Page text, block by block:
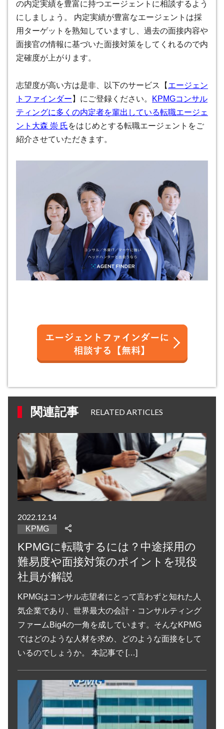
の内定実績を豊富に持つエージェントに相談するよう
にしましょう。 内定実績が豊富なエージェントは採
用ターゲットを熟知していますし、過去の面接内容や
面接官の情報に基づいた面接対策をしてくれるので内
定確度が上がります。
志望度が高い方は是非、以下のサービス【 エージェン
トファインダー 】にご登録ください。
KPMGコンサル
ティングに多くの内定者を輩出している転職エージェ
ント大森 崇 氏をはじめとする転職エージェントをご
紹介させていただきます。
関連記事 RELATED ARTICLES
2022.12.14
KPMG
KPMGに転職するには？中途採用の
難易度や面接対策のポイントを現役
社員が解説
KPMGはコンサル志望者にとって言わずと知れた人
気企業であり、世界最大の会計・コンサルティング
ファームBig4の一角を成しています。そんなKPMG
ではどのような人材を求め、どのような面接をして
いるのでしょうか。 本記事で […]